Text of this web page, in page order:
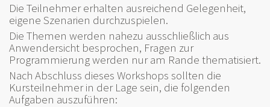
Die Teilnehmer erhalten ausreichend Gelegenheit,
eigene Szenarien durchzuspielen.
Die Themen werden nahezu ausschließlich aus
Anwendersicht besprochen, Fragen zur
Programmierung werden nur am Rande thematisiert.
Nach Abschluss dieses Workshops sollten die
Kursteilnehmer in der Lage sein, die folgenden
Aufgaben auszuführen: